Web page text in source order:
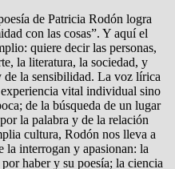
de Patricia Rodón logra
con las cosas”. Y aquí el
quiere decir las personas,
la literatura, la sociedad, y
de la sensibilidad. La voz lírica
vital individual sino
de la búsqueda de un lugar
la palabra y de la relación
cultura, Rodón nos lleva a
la interrogan y apasionan: la
haber y su poesía; la ciencia